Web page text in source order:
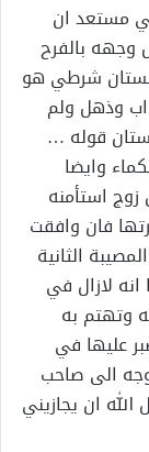
مستعد ان
بالفرح
شرطي هو
وذهل ولم
قوله …
وايضا
استأمنه
فان وافقت
الثانية
لازال في
وتهتم به
عليها في
الى صاحب
ان يجازيني